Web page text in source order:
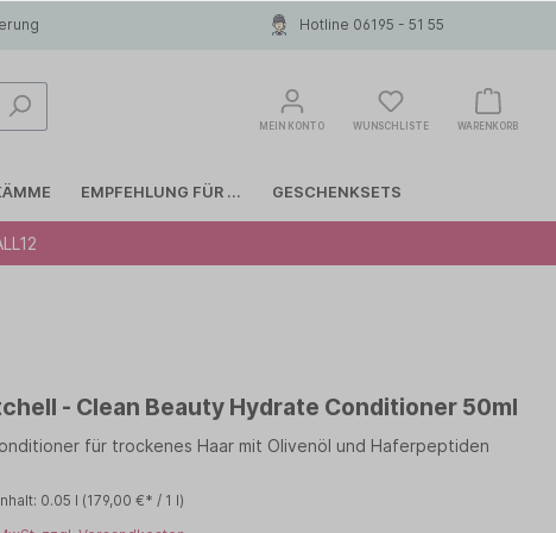
Hotline 06195 - 51 55
MEIN KONTO WUNSCHLISTE WARENKORB
EMPFEHLUNG FÜR ... GESCHENKSETS
LIERAC
Papanga
Anti-Schuppen
- Clean Beauty Hydrate Conditioner 50ml
für trockenes Haar mit Olivenöl und Haferpeptiden
0.05 l (179,00 €* / 1 l)